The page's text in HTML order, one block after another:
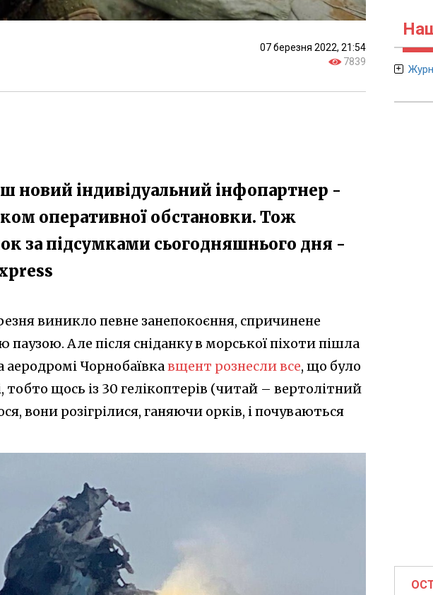
07 березня 2022, 21:54
7839
новий індивідуальний інфопартнер -
оперативної обстановки. Тож
за підсумками сьогодняшнього дня -
виникло певне занепокоєння, спричинене
паузою. Але після сніданку в морської піхоти пішла
аеродромі Чорнобаївка вщент рознесли все, що було
тобто щось із 30 гелікоптерів (читай – вертолітний
вони розігрілися, ганяючи орків, і почуваються